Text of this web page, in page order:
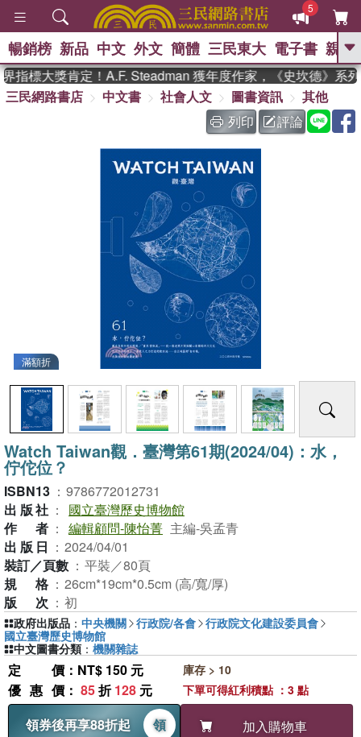
5
GO
熱搜： 東野圭吾 、 高希均教授回憶錄
The Odyssey 、 父親節 、 如果歷
史是一群喵 、 暑期推薦 、 國際布克
獎 臺灣漫遊錄 、 方念華
登輝時代 、 數學女孩：黎曼猜想
偉大的迷走神經
暢銷榜 新品 中文 外文 簡體 三民東大 電子書 親子
指標大獎肯定！A.F. Steadman 獲年度作家，《史坎德》系列
三民網路書店
中文書 社會人文 圖書資訊
其他
列印
評論
滿額折
Watch Taiwan觀．臺灣第61期(2024/04)：水，
佇佗位？
ISBN13 ： 9786772012731
出版社 ：
國立臺灣歷史博物館
作者 ： 編輯顧問-陳怡菁 主編-吳孟青
出版日 ： 2024/04/01
裝訂／頁數 ： 平裝／80頁
規格 ： 26cm*19cm*0.5cm (高/寬/厚)
版次 ： 初
定價 ：NT$ 150 元
優惠價 ： 85折128 元
領券後再享88折起
領 加入購物車
庫存 > 10
下單可得紅利積點 ：3 點
政府出版品 ： 中央機關 行政院/各會 行政院文化建設委員會
國立臺灣歷史博物館
中文圖書分類 ： 機關雜誌